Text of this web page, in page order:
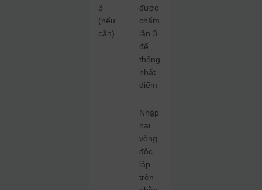
3
(nếu
cần)
được
chấm
lần 3
để
thống
nhất
điểm
Nhập
hai
vòng
độc
lập
trên